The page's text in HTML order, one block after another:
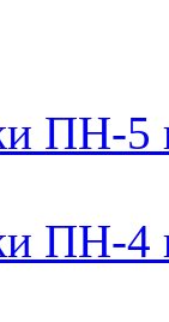
ПН-
ПН-